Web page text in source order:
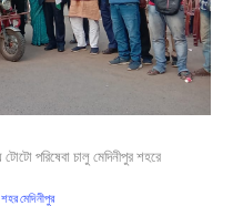
পরিষেবা চালু মেদিনীপুর শহরে
শহর মেদিনীপুর